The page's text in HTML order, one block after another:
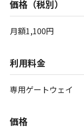
価格（税別）
月額1,100円
利用料金
専用ゲートウェイ
価格